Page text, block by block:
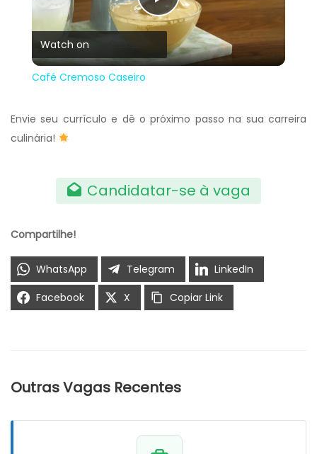
Play
Video
Watch on
Café Cremoso Caseiro
Envie seu currículo e dê o próximo passo na sua carreira
culinária!
Candidatar-se à vaga
Compartilhe!
WhatsApp Telegram
LinkedIn
Facebook
X Copiar Link
Outras Vagas Recentes